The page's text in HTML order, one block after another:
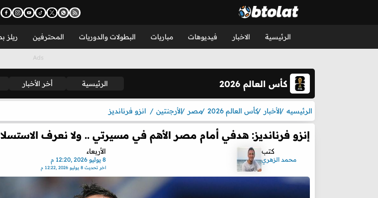
الرئيسية الاخبار فيديوهات مباريات البطولات والدوريات المحترفين ريلز
كأس العالم 2026 الرئيسية أخر الأخبار
الرئيسيه الأخبار كأس العالم 2026 مصر الأرجنتين انزو فرنانديز
إنزو فرنانديز: هدفي أمام مصر الأهم في مسيرتي .. ولا نعرف
كتب
محمد الزهري
الأربعاء
8 يوليو 2026 ,12:20 م
اخر تحديث 8 يوليو 2026 ,12:22 م